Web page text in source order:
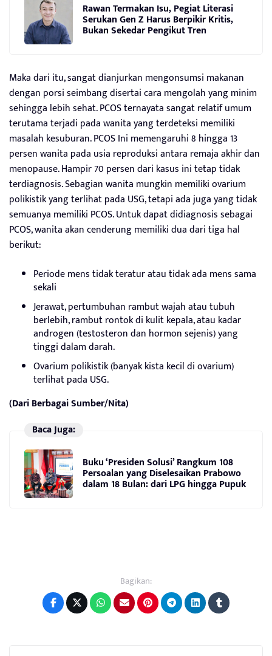
Rawan Termakan Isu, Pegiat Literasi
Serukan Gen Z Harus Berpikir Kritis,
Bukan Sekedar Pengikut Tren
Maka dari itu, sangat dianjurkan mengonsumsi makanan
dengan porsi seimbang disertai cara mengolah yang minim
sehingga lebih sehat. PCOS ternayata sangat relatif umum
terutama terjadi pada wanita yang terdeteksi memiliki
masalah kesuburan. PCOS Ini memengaruhi 8 hingga 13
persen wanita pada usia reproduksi antara remaja akhir dan
menopause. Hampir 70 persen dari kasus ini tetap tidak
terdiagnosis. Sebagian wanita mungkin memiliki ovarium
polikistik yang terlihat pada USG, tetapi ada juga yang tidak
semuanya memiliki PCOS. Untuk dapat didiagnosis sebagai
PCOS, wanita akan cenderung memiliki dua dari tiga hal
berikut:
Periode mens tidak teratur atau tidak ada mens sama
sekali
Jerawat, pertumbuhan rambut wajah atau tubuh
berlebih, rambut rontok di kulit kepala, atau kadar
androgen (testosteron dan hormon sejenis) yang
tinggi dalam darah.
Ovarium polikistik (banyak kista kecil di ovarium)
terlihat pada USG.
(Dari Berbagai Sumber/Nita)
Baca Juga:
Buku ‘Presiden Solusi’ Rangkum 108
Persoalan yang Diselesaikan Prabowo
dalam 18 Bulan: dari LPG hingga Pupuk
Bagikan: